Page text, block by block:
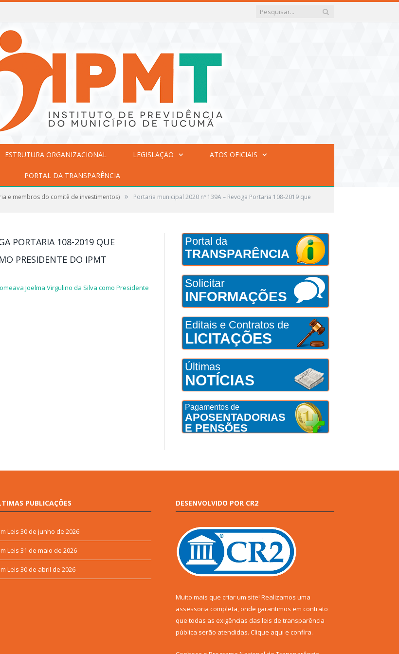
ESTRUTURA ORGANIZACIONAL LEGISLAÇÃO ATOS OFICIAIS
PORTAL DA TRANSPARÊNCIA
e membros do comitê de investimentos) » Portaria municipal 2020 nº 139A – Revoga Portaria 108-2019 que
PORTARIA 108-2019 QUE
PRESIDENTE DO IPMT
Joelma Virgulino da Silva como Presidente
Portal da
TRANSPARÊNCIA
Solicitar
INFORMAÇÕES
Editais e Contratos de
LICITAÇÕES
Últimas
NOTÍCIAS
Pagamentos de
APOSENTADORIAS
E PENSÕES
PUBLICAÇÕES
Leis 30 de junho de 2026
Leis 31 de maio de 2026
Leis 30 de abril de 2026
DESENVOLVIDO POR CR2
Muito mais que criar um site! Realizamos uma
assessoria completa, onde garantimos em contrato
que todas as exigências das leis de transparência
pública serão atendidas. Clique aqui e confira.